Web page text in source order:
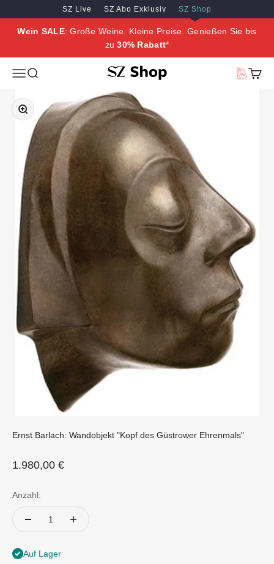
Zum Inhalt springen
Zum Hauptinhalt springen
SZ Live SZ Abo Exklusiv SZ Shop
Wein SALE: Große Weine. Kleine Preise. Genießen Sie bis
zu30% Rabatt*
MenüSuche SZ Erleben
Bild vergrößern
Ernst Barlach: Wandobjekt "Kopf des Güstrower Ehrenmals"
Angebot
1.980,00 €
Anzahl:
Auf Lager